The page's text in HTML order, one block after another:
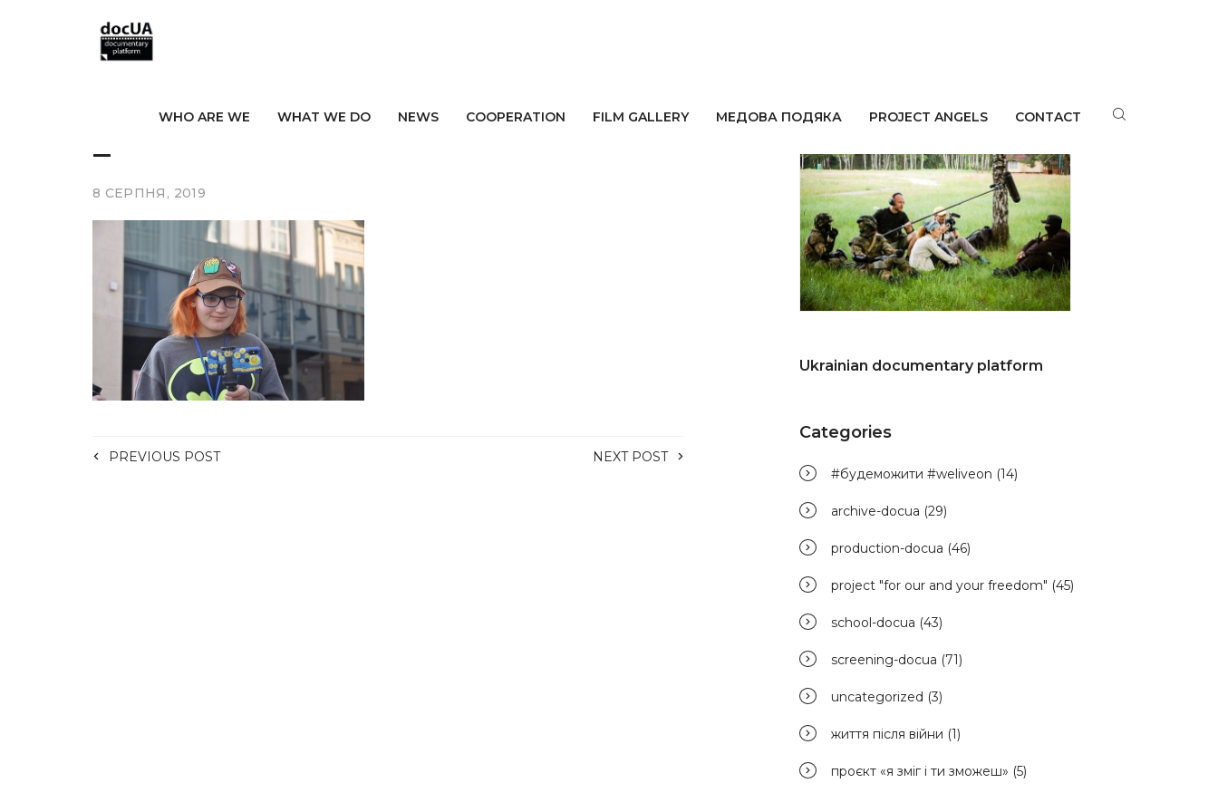
WHO ARE WE WHAT WE DO NEWS СOOPERATION FILM GALLERY МЕДОВА ПОДЯКА PROJECT ANGELS CONTACT
2
8 СЕРПНЯ, 2019
PREVIOUS POST NEXT POST
About Us
Ukrainian documentary platform
Categories
#будеможити #weliveon (14)
archive-docua (29)
production-docua (46)
project "for our and your freedom" (45)
school-docua (43)
screening-docua (71)
uncategorized (3)
життя після війни (1)
проєкт «я зміг і ти зможеш» (5)